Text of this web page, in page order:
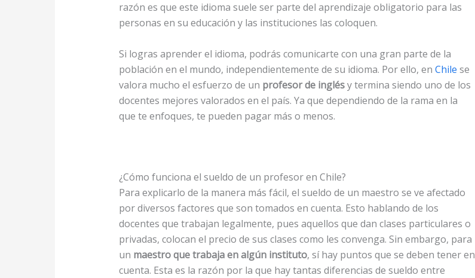
razón es que este idioma suele ser parte del aprendizaje obligatorio para las
personas en su educación y las instituciones las coloquen.
Si logras aprender el idioma, podrás comunicarte con una gran parte de la
población en el mundo, independientemente de su idioma. Por ello, en Chile se
valora mucho el esfuerzo de un profesor de inglésy termina siendo uno de los
docentes mejores valorados en el país. Ya que dependiendo de la rama en la
que te enfoques, te pueden pagar más o menos.
¿Cómo funciona el sueldo de un profesor en Chile?
Para explicarlo de la manera más fácil, el sueldo de un maestro se ve afectado
por diversos factores que son tomados en cuenta. Esto hablando de los
docentes que trabajan legalmente, pues aquellos que dan clases particulares o
privadas, colocan el precio de sus clases como les convenga. Sin embargo, para
un maestro que trabaja en algún instituto, sí hay puntos que se deben tener en
cuenta. Esta es la razón por la que hay tantas diferencias de sueldo entre